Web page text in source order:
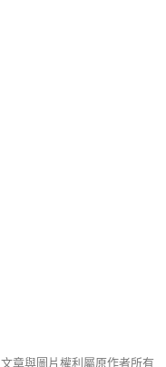
文章與圖片權利屬原作者所有